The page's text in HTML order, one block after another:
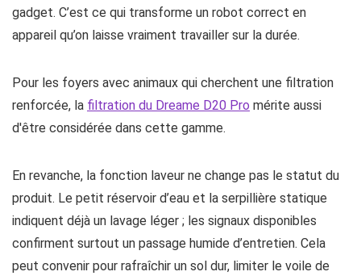
gadget. C’est ce qui transforme un robot correct en
appareil qu’on laisse vraiment travailler sur la durée.
Pour les foyers avec animaux qui cherchent une filtration
renforcée, la filtration du Dreame D20 Pro mérite aussi
d'être considérée dans cette gamme.
En revanche, la fonction laveur ne change pas le statut du
produit. Le petit réservoir d’eau et la serpillière statique
indiquent déjà un lavage léger ; les signaux disponibles
confirment surtout un passage humide d’entretien. Cela
peut convenir pour rafraîchir un sol dur, limiter le voile de